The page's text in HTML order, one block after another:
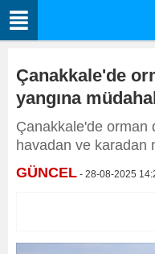
Çanakkale'de
yangına
Çanakkale'de orman
havadan ve karadan
GÜNCEL - 28-08-2025